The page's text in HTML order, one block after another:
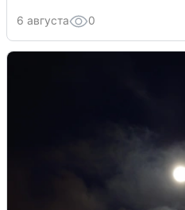
6 августа 0